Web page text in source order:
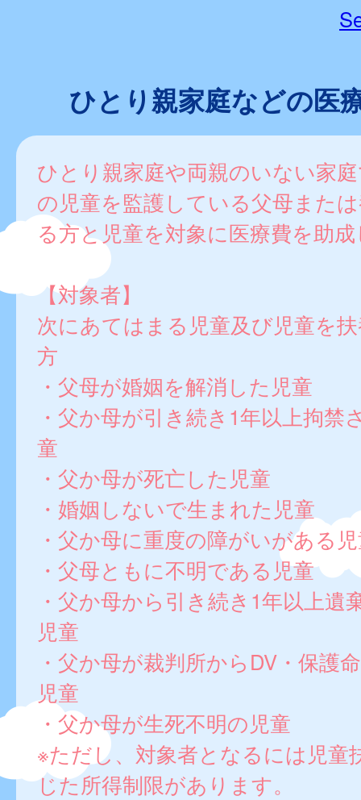
ひとり親家庭などの医
ひとり親家庭や両親のいない家
の児童を監護している父母また
る方と児童を対象に医療費を助
【対象者】
次にあてはまる児童及び児童を
方
・父母が婚姻を解消した児童
・父か母が引き続き1年以上拘禁
童
・父か母が死亡した児童
・婚姻しないで生まれた児童
・父か母に重度の障がいがある
・父母ともに不明である児童
・父か母から引き続き1年以上遺
児童
・父か母が裁判所からDV・保護
児童
・父か母が生死不明の児童
※ただし、対象者となるには児童
じた所得制限があります。